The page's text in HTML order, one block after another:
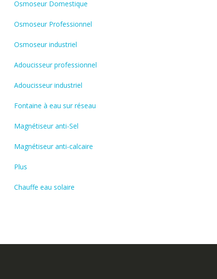
Osmoseur Domestique
Osmoseur Professionnel
Osmoseur industriel
Adoucisseur professionnel
Adoucisseur industriel
Fontaine à eau sur réseau
Magnétiseur anti-Sel
Magnétiseur anti-calcaire
Plus
Chauffe eau solaire